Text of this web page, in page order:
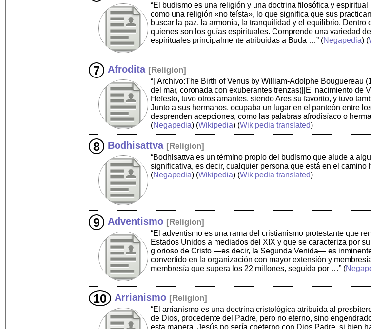
“El budismo es una religión y una doctrina filosófica y
como una religión «no teísta», lo que significa que sus
buscar la paz, la armonía, la tranquilidad y el equilibrio.
quienes son los guías espirituales. Comprende una variedad
espirituales principalmente atribuidas a Buda …” (Negapedia) (
Afrodita [Religion]
“[[Archivo:The Birth of Venus by William-Adolphe Bouguereau
del mar, coronada con exuberantes trenzas([[El nacimiento de
Hefesto, tuvo otros amantes, siendo Ares su favorito, y tuvo
Junto a sus hermanos, ocupaba un lugar en el panteón entre
desprenden acepciones, como las palabras afrodisíaco o
(Negapedia) (Wikipedia) (Wikipedia translated)
Bodhisattva [Religion]
“Bodhisattva es un término propio del budismo que alude a
significativa, es decir, cualquier persona que está en el
(Negapedia) (Wikipedia) (Wikipedia translated)
Adventismo [Religion]
“El adventismo es una rama del cristianismo protestante que
Estados Unidos a mediados del XIX y que se caracteriza por
glorioso de Cristo —es decir, la Segunda Venida— es
convertido en la organización con mayor extensión y
membresía que supera los 22 millones, seguida por …” (
Arrianismo [Religion]
“El arrianismo es una doctrina cristológica atribuida al
de Dios, procedente del Padre, pero no eterno, sino
esta manera, Jesús no sería coeterno con Dios Padre, si bien